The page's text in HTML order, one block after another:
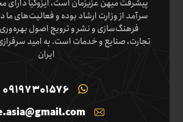
پیشرفت میهن عزیزمان است، ایزوکیا دارای
سرآمد از وزارت ارشاد بوده و فعالیت‌های ما
فرهنگ‌سازی و نشر و ترویج اصول
تجارت، صنایع و خدمات است. به امید
ایران
09197301576